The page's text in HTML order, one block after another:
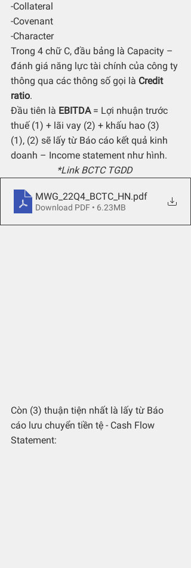
-Collateral
-Covenant
-Character
Trong 4 chữ C, đầu bảng là Capacity –
đánh giá năng lực tài chính của công ty
thông qua các thông số gọi là Credit
ratio.
Đầu tiên là EBITDA = Lợi nhuận trước
thuế (1) + lãi vay (2) + khấu hao (3)
(1), (2) sẽ lấy từ Báo cáo kết quả kinh
doanh – Income statement như hình.
*Link BCTC TGDD
MWG_22Q4_BCTC_HN.pdf
Download PDF • 6.23MB
Còn (3) thuận tiện nhất là lấy từ Báo
cáo lưu chuyển tiền tệ - Cash Flow
Statement: